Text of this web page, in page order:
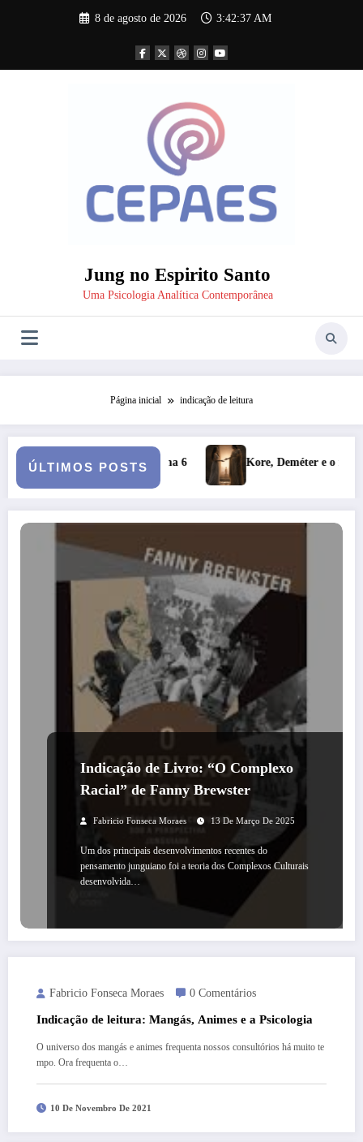
8 de agosto de 2026 3:42:37 AM
Jung no Espirito Santo
Uma Psicologia Analítica Contemporânea
Página inicial indicação de leitura
ÚLTIMOS POSTS
– Turma 6 Kore, Deméter e o inverno: a fertilidade das
Indicação de Livro: “O Complexo
Racial” de Fanny Brewster
Fabricio Fonseca Moraes 13 De Março De 2025
Um dos principais desenvolvimentos recentes do
pensamento junguiano foi a teoria dos Complexos Culturais
desenvolvida…
Fabricio Fonseca Moraes 0 Comentários
Indicação de leitura: Mangás, Animes e a Psicologia
O universo dos mangás e animes frequenta nossos consultórios há muito te
mpo. Ora frequenta o…
10 De Novembro De 2021